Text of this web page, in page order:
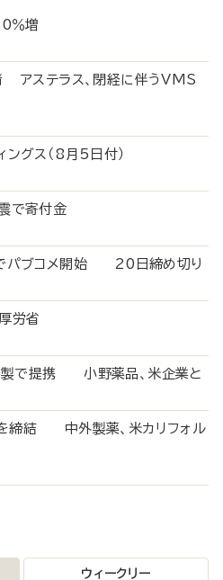
9.0％増
アステラス、閉経に伴うVMS
ィングス（8月5日付）
震で寄付金
でパブコメ開始 20日締め切り
労省
製で提携 小野薬品、米企業と
締結 中外製薬、米カリフォル
ウィークリー